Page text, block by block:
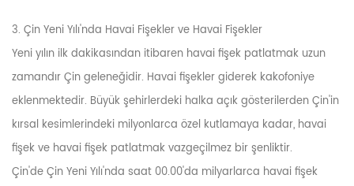
3. Çin Yeni Yılı'nda Havai Fişekler ve Havai Fişekler
Yeni yılın ilk dakikasından itibaren havai fişek patlatmak uzun
zamandır Çin geleneğidir. Havai fişekler giderek kakofoniye
eklenmektedir. Büyük şehirlerdeki halka açık gösterilerden Çin'in
kırsal kesimlerindeki milyonlarca özel kutlamaya kadar, havai
fişek ve havai fişek patlatmak vazgeçilmez bir şenliktir.
Çin'de Çin Yeni Yılı'nda saat 00.00'da milyarlarca havai fişek